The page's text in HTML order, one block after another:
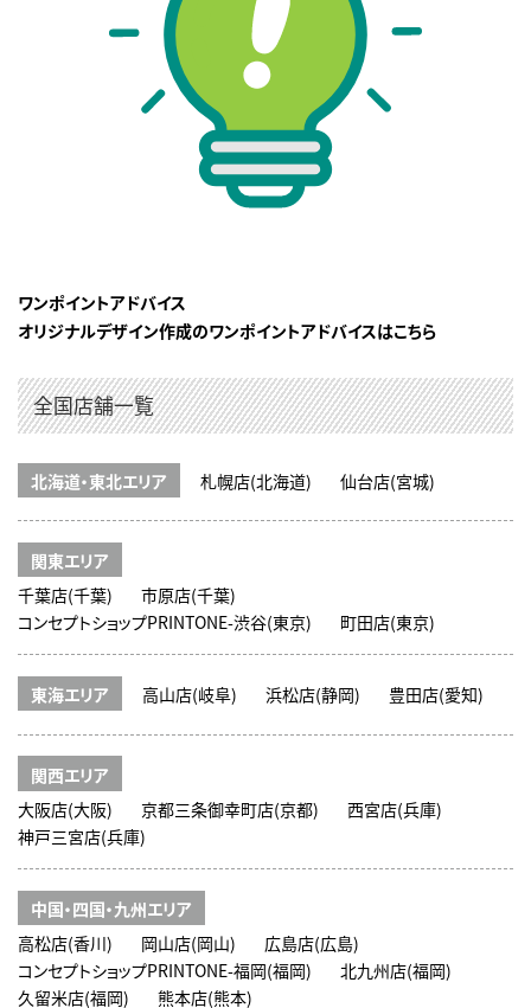
ワンポイントアドバイス
オリジナルデザイン作成のワンポイントアドバイスはこちら
全国店舗一覧
北海道・東北エリア 札幌店(北海道) 仙台店(宮城)
関東エリア
千葉店(千葉)
市原店(千葉)
コンセプトショップPRINTONE-渋谷(東京)
町田店(東京)
東海エリア 高山店(岐阜) 浜松店(静岡) 豊田店(愛知)
関西エリア
大阪店(大阪)
京都三条御幸町店(京都)
西宮店(兵庫)
神戸三宮店(兵庫)
中国・四国・九州エリア
高松店(香川)
岡山店(岡山)
広島店(広島)
コンセプトショップPRINTONE-福岡(福岡)
北九州店(福岡)
久留米店(福岡)
熊本店(熊本)